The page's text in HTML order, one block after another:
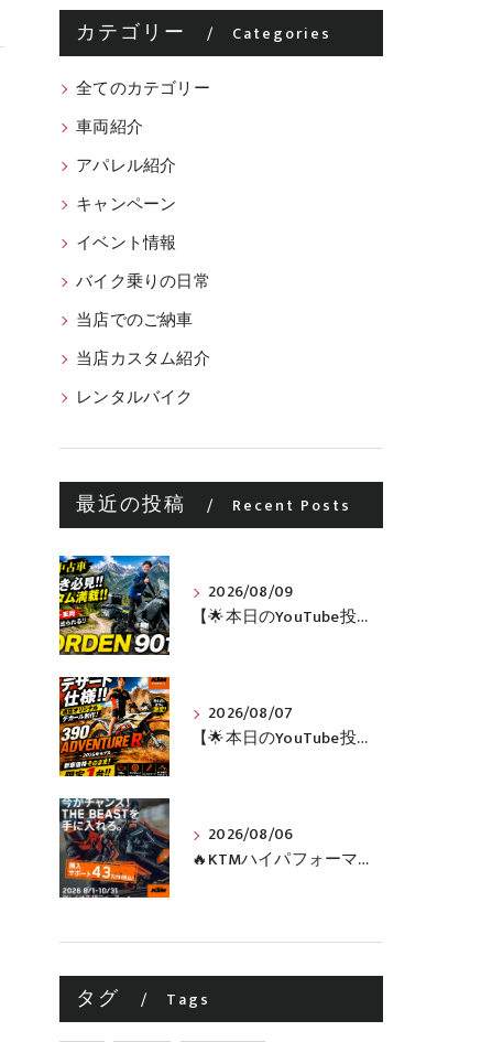
カテゴリー Categories
全てのカテゴリー
車両紹介
アパレル紹介
キャンペーン
イベント情報
バイク乗りの日常
当店でのご納車
当店カスタム紹介
レンタルバイク
最近の投稿 Recent Posts
2026/08/09
【🌟本日のYouTube投稿完了🌟】 旅好き必見🔥!!カスタム満載の極上中古車！ 「NORDEN 901」が入荷いたしました✨【Husqvarna Motorcycles山形】
2026/08/07
【🌟本日のYouTube投稿完了🌟】 🔥390 ADVENTURE R × KTM山形 オリジナルデカール仕様誕生🔥
2026/08/06
🔥KTMハイパフォーマンスネイキッドがお得に手に入るチャンス🔥
タグ Tags